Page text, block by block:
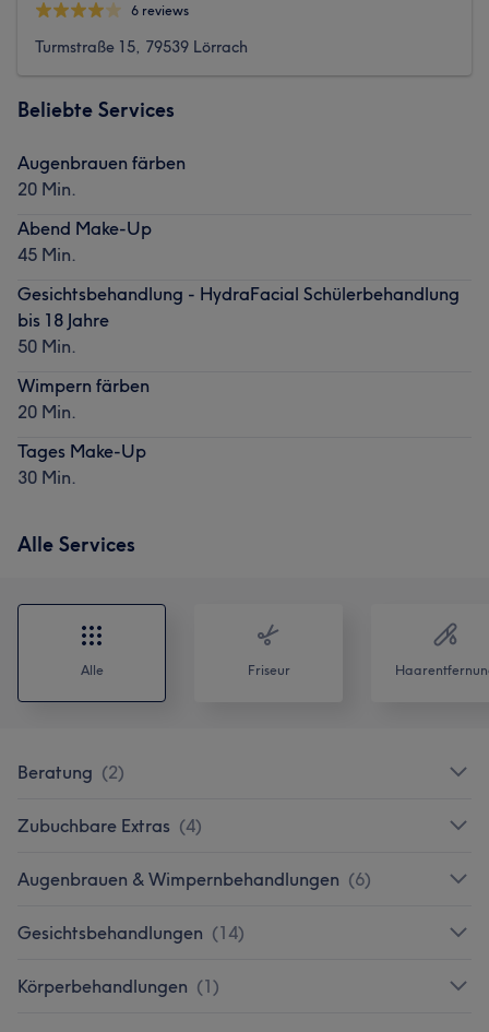
6 reviews
Turmstraße 15, 79539 Lörrach
Beliebte Services
Augenbrauen färben
20 Min.
Abend Make-Up
45 Min.
Gesichtsbehandlung - HydraFacial Schülerbehandlung
bis 18 Jahre
50 Min.
Wimpern färben
20 Min.
Tages Make-Up
30 Min.
Alle Services
Alle Friseur
Beratung (2)
Zubuchbare Extras (4)
Augenbrauen & Wimpernbehandlungen (6)
Gesichtsbehandlungen (14)
Körperbehandlungen (1)